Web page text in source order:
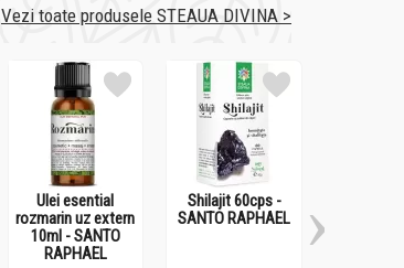
Vezi toate produsele STEAUA DIVINA >
Ulei esential
rozmarin uz extern
10ml - SANTO
RAPHAEL
Shilajit 60cps -
SANTO RAPHAEL